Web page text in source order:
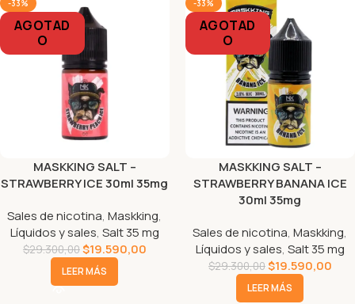
-33%
AGOTAD
O
MASKKING SALT –
STRAWBERRY ICE 30ml 35mg
Sales de nicotina,Maskking,
Líquidos y sales, Salt 35 mg
$29.300,00$19.590,00
LEER MÁS
-33%
AGOTAD
O
MASKKING SALT –
STRAWBERRY BANANA ICE
30ml 35mg
Sales de nicotina,Maskking,
Líquidos y sales, Salt 35 mg
$29.300,00$19.590,00
LEER MÁS